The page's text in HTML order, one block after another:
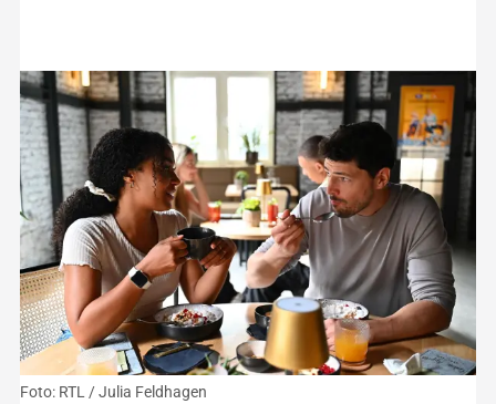
Foto: RTL / Julia Feldhagen